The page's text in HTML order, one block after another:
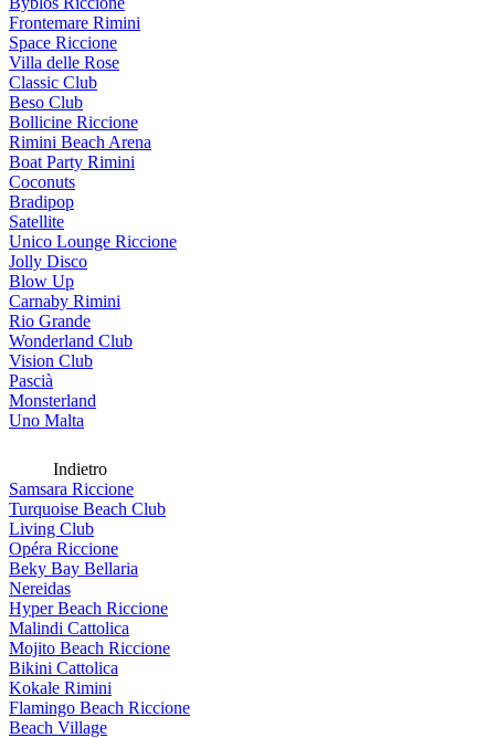
Frontemare Rimini
Space Riccione
Villa delle Rose
Classic Club
Beso Club
Bollicine Riccione
Rimini Beach Arena
Boat Party Rimini
Coconuts
Bradipop
Satellite
Unico Lounge Riccione
Jolly Disco
Blow Up
Carnaby Rimini
Rio Grande
Wonderland Club
Vision Club
Pascià
Monsterland
Uno Malta
Indietro
Samsara Riccione
Turquoise Beach Club
Living Club
Opéra Riccione
Beky Bay Bellaria
Nereidas
Hyper Beach Riccione
Malindi Cattolica
Mojito Beach Riccione
Bikini Cattolica
Kokale Rimini
Flamingo Beach Riccione
Beach Village